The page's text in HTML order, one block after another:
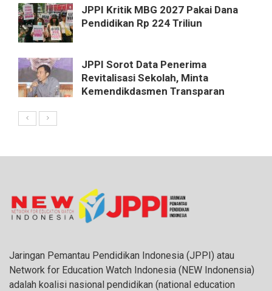
JPPI Kritik MBG 2027 Pakai Dana
Pendidikan Rp 224 Triliun
JPPI Sorot Data Penerima
Revitalisasi Sekolah, Minta
Kemendikdasmen Transparan
Jaringan Pemantau Pendidikan Indonesia (JPPI) atau
Network for Education Watch Indonesia (NEW Indonensia)
adalah koalisi nasional pendidikan (national education